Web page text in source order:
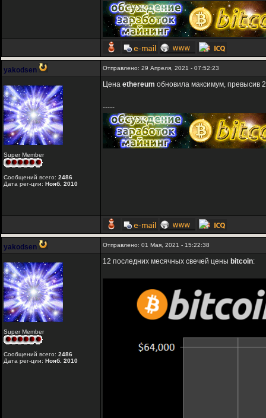
yakodsen Отправлено: 29 Апреля, 2021 - 07:52:23
Super Member
Сообщений всего: 2486
Дата рег-ции: Нояб. 2010
Цена ethereum обновила максимум, превысив
-----
yakodsen Отправлено: 01 Мая, 2021 - 15:22:38
Super Member
Сообщений всего: 2486
Дата рег-ции: Нояб. 2010
12 последних месячных свечей цены bitcoin: